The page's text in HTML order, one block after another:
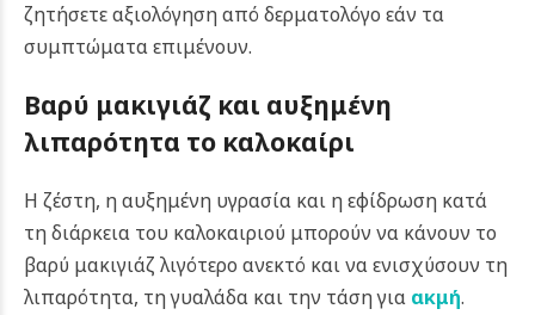
ζητήσετε αξιολόγηση από δερματολόγο εάν τα
συμπτώματα επιμένουν.
Βαρύ μακιγιάζ και αυξημένη
λιπαρότητα το καλοκαίρι
Η ζέστη, η αυξημένη υγρασία και η εφίδρωση κατά
τη διάρκεια του καλοκαιριού μπορούν να κάνουν το
βαρύ μακιγιάζ λιγότερο ανεκτό και να ενισχύσουν τη
λιπαρότητα, τη γυαλάδα και την τάση για ακμή.